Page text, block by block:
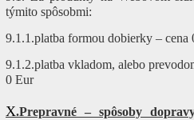
týmito spôsobmi:
9.1.1.platba formou dobierky – cena
9.1.2.platba vkladom, alebo
0 Eur
X.Prepravné – spôsoby